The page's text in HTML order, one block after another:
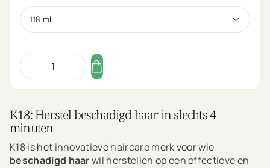
K18: Herstel beschadigd haar in slechts 4
minuten
K18 is het innovatieve haircare merk voor wie
beschadigd haarwil herstellen op een effectieve en